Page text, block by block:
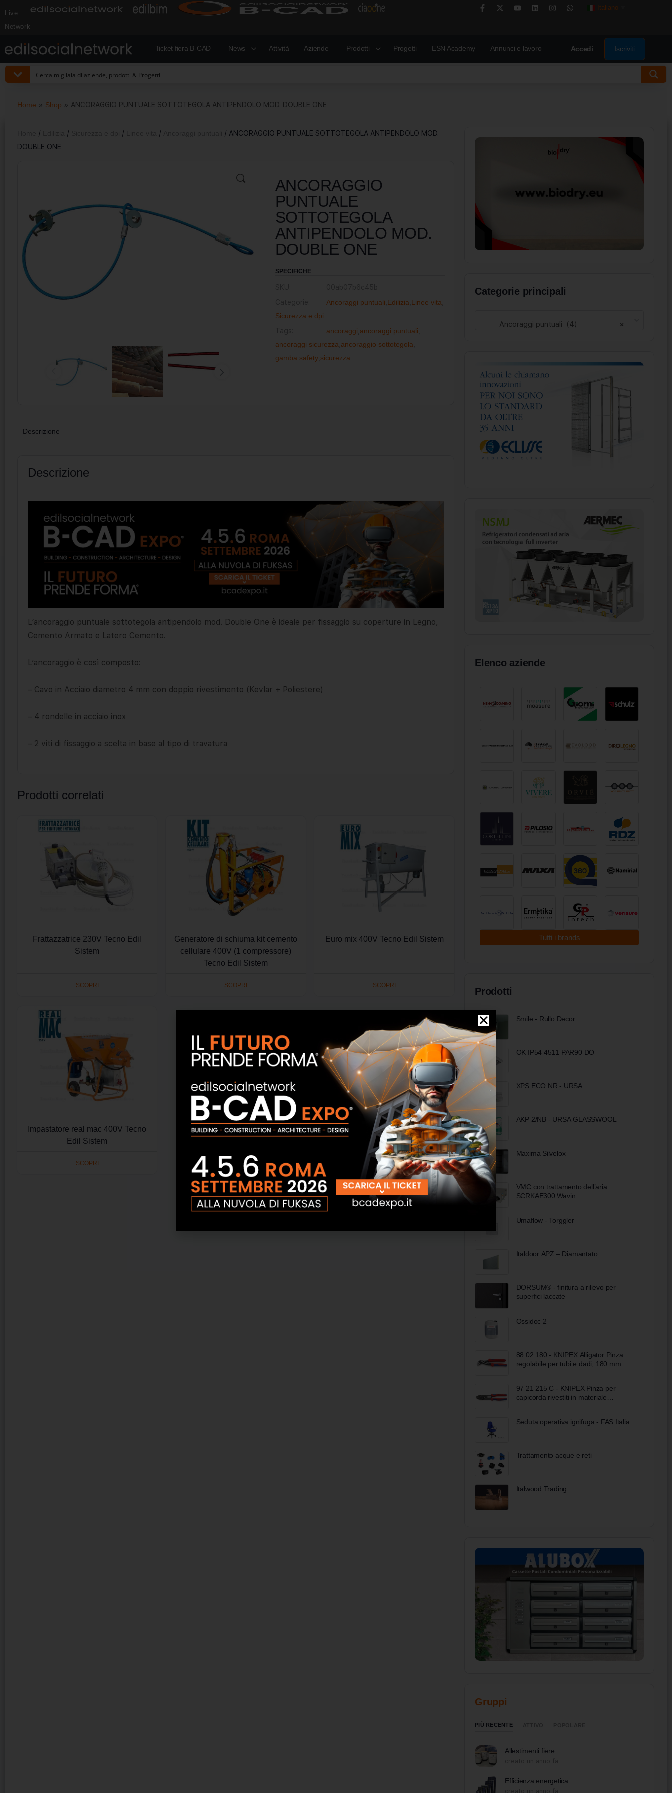
Live
Network
Italiano
Ticket fiera B-CAD News Attività Aziende Prodotti Progetti ESN Academy Annunci e lavoro Accedi Iscriviti
Home » Shop » ANCORAGGIO PUNTUALE SOTTOTEGOLA ANTIPENDOLO MOD. DOUBLE ONE
/ / / /
/ ANCORAGGIO PUNTUALE SOTTOTEGOLA ANTIPENDOLO MOD.
DOUBLE ONE
ANCORAGGIO
PUNTUALE
SOTTOTEGOLA
ANTIPENDOLO MOD.
DOUBLE ONE
SPECIFICHE
Ancoraggi puntuali Edilizia Linee vita
Sicurezza e dpi
ancoraggi ancoraggi puntuali
ancoraggi sicurezza ancoraggio sottotegola
gamba safety, sicurezza
Descrizione
Descrizione
L’ancoraggio puntuale sottotegola antipendolo mod. Double One è ideale per fissaggio su coperture in Legno,
Cemento Armato e Latero Cemento.
L’ancoraggio è così composto:
– Cavo in Acciaio diametro 4 mm con doppio rivestimento (Kevlar + Poliestere)
– 4 rondelle in acciaio inox
– 2 viti di fissaggio a scelta in base al tipo di travatura
Prodotti correlati
Frattazzatrice 230V Tecno Edil
Sistem
SCOPRI
Generatore di schiuma kit cemento
cellulare 400V (1 compressore)
Tecno Edil Sistem
SCOPRI
Euro mix 400V Tecno Edil Sistem
SCOPRI
Impastatore real mac 400V Tecno
Edil Sistem
SCOPRI
Categorie principali
×
Ancoraggi puntuali (4)
Elenco aziende
Tutti i brands
Prodotti
Smile - Rullo Decor
OK IP54 4511 PAR90 DO
XPS ECO NR - URSA
AKP 2/NB - URSA GLASSWOOL
Maxima Silvelox
VMC con trattamento dell’aria
SCRKAE300 Wavin
Umaflow - Torggler
Italdoor APZ – Diamantato
DORSUM® - finitura a rilievo per
superfici laccate
Ossidoc 2
88 02 180 - KNIPEX Alligator Pinza
regolabile per tubi e dadi, 180 mm
97 21 215 C - KNIPEX Pinza per
capicorda rivestiti in materiale
Seduta operativa ignifuga - FAS Italia
Trattamento acque e reti
Italwood Trading
Gruppi
PIÙ RECENTE
Allestimenti fiere
Efficienza energetica